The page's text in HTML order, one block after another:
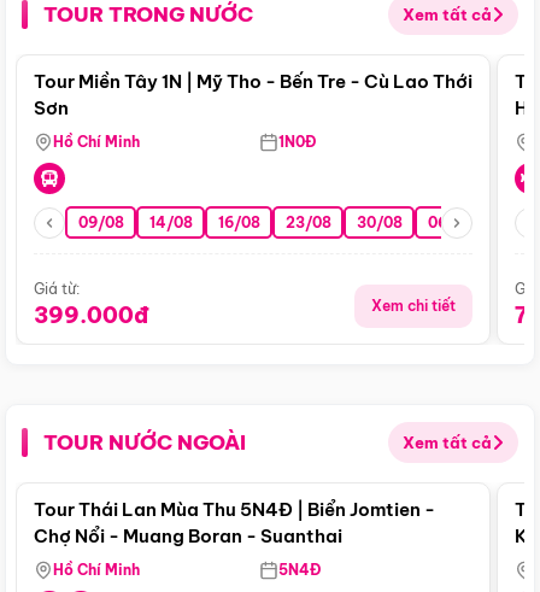
TOUR TRONG NƯỚC Xem tất cả
Điểm nổi bật
Tour Miền Tây 1N | Mỹ Tho - Bến Tre - Cù Lao Thới
Sơn
Hồ Chí Minh 1N0Đ
09/08 14/08 16/08 23/08 30/08 06/09 13/09
Giá từ:
399.000đ Xem chi tiết
TOUR NƯỚC NGOÀI Xem tất cả
Điểm nổi bật
Tour Thái Lan Mùa Thu 5N4Đ | Biển Jomtien -
Chợ Nổi - Muang Boran - Suanthai
Hồ Chí Minh 5N4Đ